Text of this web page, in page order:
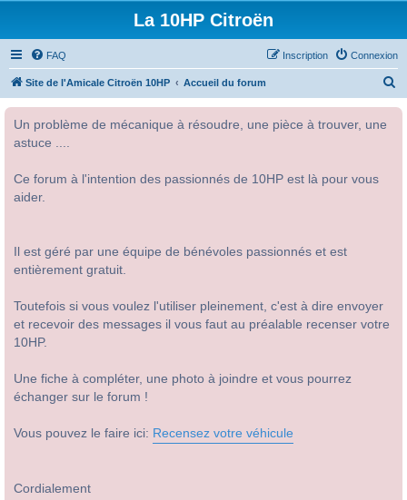
La 10HP Citroën
FAQ Connexion
Inscription
Site de l'Amicale Citroën 10HP Accueil du forum
Un problème de mécanique à résoudre, une pièce à trouver, une
astuce ....
Ce forum à l'intention des passionnés de 10HP est là pour vous
aider.
Il est géré par une équipe de bénévoles passionnés et est
entièrement gratuit.
Toutefois si vous voulez l'utiliser pleinement, c'est à dire envoyer
et recevoir des messages il vous faut au préalable recenser votre
10HP.
Une fiche à compléter, une photo à joindre et vous pourrez
échanger sur le forum !
Vous pouvez le faire ici: Recensez votre véhicule
Cordialement